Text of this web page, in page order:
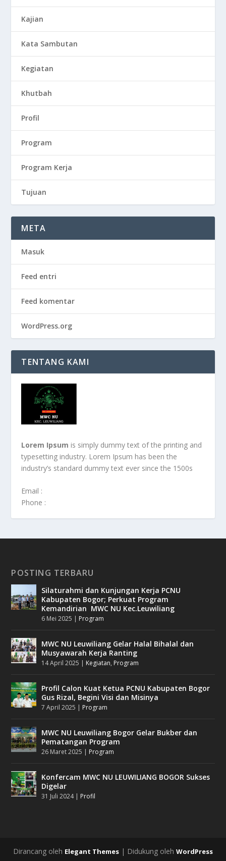
Kajian
Kata Sambutan
Kegiatan
Khutbah
Profil
Program
Program Kerja
Tujuan
META
Masuk
Feed entri
Feed komentar
WordPress.org
TENTANG KAMI
Lorem Ipsum is simply dummy text of the printing and
typesetting industry. Lorem Ipsum has been the
industry’s standard dummy text ever since the 1500s
Email :
Phone :
POSTING TERBARU
Silaturahmi dan Kunjungan Kerja PCNU
Kabupaten Bogor; Perkuat Program
Kemandirian MWC NU Kec.Leuwiliang
6 Mei 2025 | Program
MWC NU Leuwiliang Gelar Halal Bihalal dan
Musyawarah Kerja Ranting
14 April 2025 | Kegiatan, Program
Profil Calon Kuat Ketua PCNU Kabupaten Bogor
Gus Rizal, Begini Visi dan Misinya
7 April 2025 | Program
MWC NU Leuwiliang Bogor Gelar Bukber dan
Pematangan Program
26 Maret 2025 | Program
Konfercam MWC NU LEUWILIANG BOGOR Sukses
Digelar
31 Juli 2024| Profil
Dirancang oleh Elegant Themes | Didukung oleh WordPress